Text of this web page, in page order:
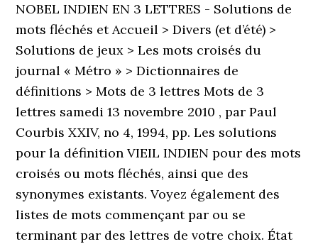
NOBEL INDIEN EN 3 LETTRES - Solutions de
mots fléchés et Accueil > Divers (et d’été) >
Solutions de jeux > Les mots croisés du
journal « Métro » > Dictionnaires de
définitions > Mots de 3 lettres Mots de 3
lettres samedi 13 novembre 2010 , par Paul
Courbis XXIV, no 4, 1994, pp. Les solutions
pour la définition VIEIL INDIEN pour des mots
croisés ou mots fléchés, ainsi que des
synonymes existants. Voyez également des
listes de mots commençant par ou se
terminant par des lettres de votre choix. État